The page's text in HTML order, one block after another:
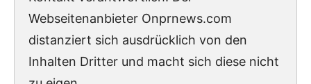
Webseitenanbieter Onprnews.com
distanziert sich ausdrücklich von den
Inhalten Dritter und macht sich diese nicht